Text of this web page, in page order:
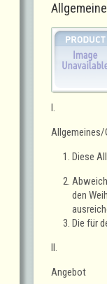
I.
Allgemeines/
Diese
den
Die für
II.
Angebot